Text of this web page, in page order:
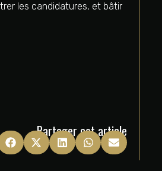
les candidatures, et bâtir
Partager cet article